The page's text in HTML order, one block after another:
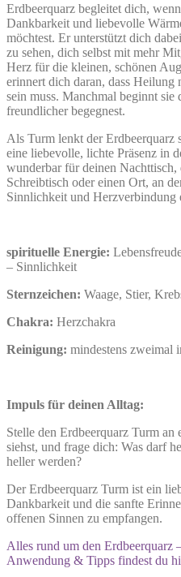
Erdbeerquarz begleitet dich,
Dankbarkeit und liebevolle
möchtest. Er unterstützt dich
zu sehen, dich selbst mit mehr
Herz für die kleinen, schönen
erinnert dich daran, dass Heilung
sein muss. Manchmal beginnt
freundlicher begegnest.
Als Turm lenkt der Erdbeerquarz
eine liebevolle, lichte Präsenz in
wunderbar für deinen
Schreibtisch oder einen Ort, an
Sinnlichkeit und Herzverbindung
spirituelle Energie:
– Sinnlichkeit
Sternzeichen: Waage, Stier,
Chakra: Herzchakra
Reinigung: mindestens zweimal
Impuls für deinen Alltag:
Stelle den Erdbeerquarz Turm
siehst, und frage dich: Was darf
heller werden?
Der Erdbeerquarz Turm ist ein
Dankbarkeit und die sanfte
offenen Sinnen zu empfangen.
Alles rund um den Erdbeerquarz
Anwendung & Tipps findest du